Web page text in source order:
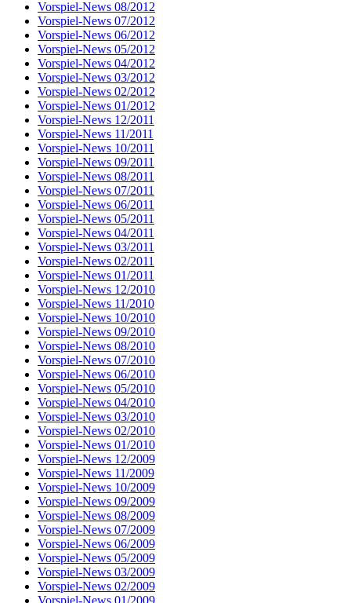
Vorspiel-News 08/2012
Vorspiel-News 07/2012
Vorspiel-News 06/2012
Vorspiel-News 05/2012
Vorspiel-News 04/2012
Vorspiel-News 03/2012
Vorspiel-News 02/2012
Vorspiel-News 01/2012
Vorspiel-News 12/2011
Vorspiel-News 11/2011
Vorspiel-News 10/2011
Vorspiel-News 09/2011
Vorspiel-News 08/2011
Vorspiel-News 07/2011
Vorspiel-News 06/2011
Vorspiel-News 05/2011
Vorspiel-News 04/2011
Vorspiel-News 03/2011
Vorspiel-News 02/2011
Vorspiel-News 01/2011
Vorspiel-News 12/2010
Vorspiel-News 11/2010
Vorspiel-News 10/2010
Vorspiel-News 09/2010
Vorspiel-News 08/2010
Vorspiel-News 07/2010
Vorspiel-News 06/2010
Vorspiel-News 05/2010
Vorspiel-News 04/2010
Vorspiel-News 03/2010
Vorspiel-News 02/2010
Vorspiel-News 01/2010
Vorspiel-News 12/2009
Vorspiel-News 11/2009
Vorspiel-News 10/2009
Vorspiel-News 09/2009
Vorspiel-News 08/2009
Vorspiel-News 07/2009
Vorspiel-News 06/2009
Vorspiel-News 05/2009
Vorspiel-News 03/2009
Vorspiel-News 02/2009
Vorspiel-News 01/2009